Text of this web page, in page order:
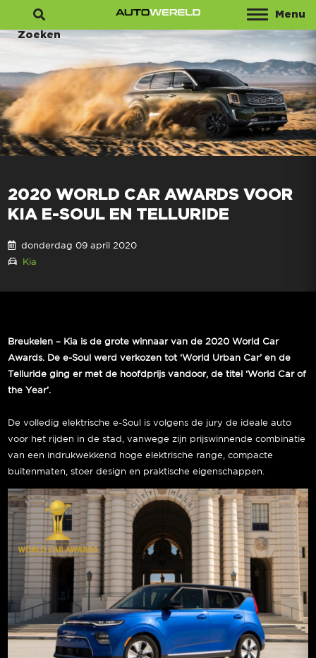
Menu
Zoeken
2020 WORLD CAR AWARDS VOOR
KIA E-SOUL EN TELLURIDE
donderdag 09 april 2020
Kia
Breukelen – Kia is de grote winnaar van de 2020 World Car
Awards. De e-Soul werd verkozen tot ‘World Urban Car’ en de
Telluride ging er met de hoofdprijs vandoor, de titel ‘World Car of
the Year’.
De volledig elektrische e-Soul is volgens de jury de ideale auto
voor het rijden in de stad, vanwege zijn prijswinnende combinatie
van een indrukwekkend hoge elektrische range, compacte
buitenmaten, stoer design en praktische eigenschappen.